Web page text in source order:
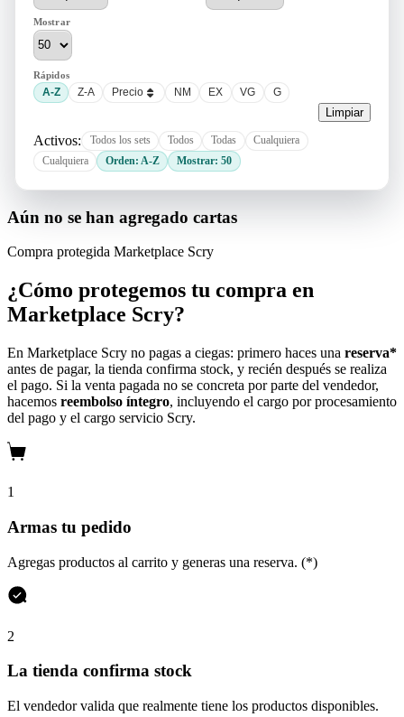
Mostrar
Rápidos
A-Z Z-A Precio NM EX VG G
Limpiar
Activos: Todos los sets Todos Todas
Cualquiera
Cualquiera
Orden: A-Z Mostrar: 50
Aún no se han agregado cartas
Compra protegida Marketplace Scry
¿Cómo protegemos tu compra en
Marketplace Scry?
En Marketplace Scry no pagas a ciegas: primero haces una reserva*
antes de pagar, la tienda confirma stock, y recién después se realiza
el pago. Si la venta pagada no se concreta por parte del vendedor,
hacemos reembolso íntegro, incluyendo el cargo por procesamiento
del pago y el cargo servicio Scry.
1
Armas tu pedido
Agregas productos al carrito y generas una reserva. (*)
2
La tienda confirma stock
El vendedor valida que realmente tiene los productos disponibles.